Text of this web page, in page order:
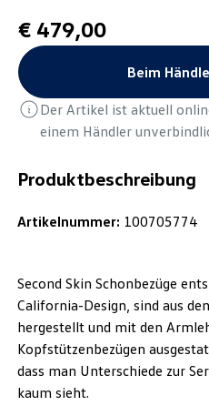
Produktbeschreibung
Artikelnummer: 100705774
Second Skin Schonbezüge
California-Design, sind aus
hergestellt und mit den
Kopfstützenbezügen
dass man Unterschiede zur
kaum sieht.
€ 479,00
Beim
Der Artikel ist aktuell
einem Händler